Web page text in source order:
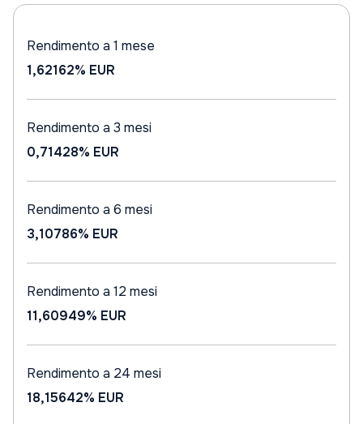
Rendimento a 1 mese
1,62162% EUR
Rendimento a 3 mesi
0,71428% EUR
Rendimento a 6 mesi
3,10786% EUR
Rendimento a 12 mesi
11,60949% EUR
Rendimento a 24 mesi
18,15642% EUR